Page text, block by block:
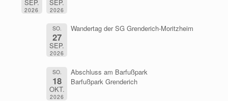
SEP.
2026
SEP.
2026
SO.
27
SEP.
2026
Wandertag der SG Grenderich-Moritzheim
SO.
18
OKT.
2026
Abschluss am Barfußpark
Barfußpark Grenderich